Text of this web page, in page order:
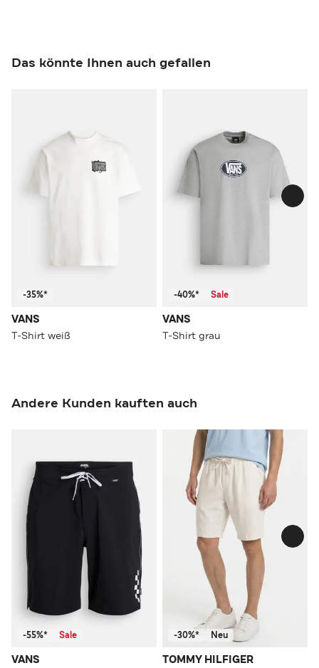
Das könnte Ihnen auch gefallen
-35%*
VANS
T-Shirt weiß
-40%* Sale
VANS
T-Shirt grau
Andere Kunden kauften auch
-55%* Sale
VANS
-30%* Neu
TOMMY HILFIGER